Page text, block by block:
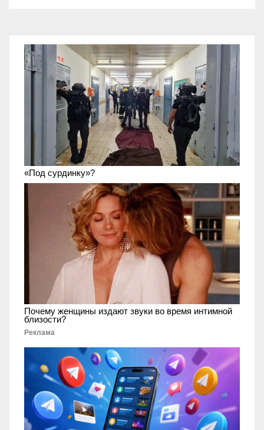
«Под сурдинку»?
Почему женщины издают звуки во время интимной
близости?
Реклама